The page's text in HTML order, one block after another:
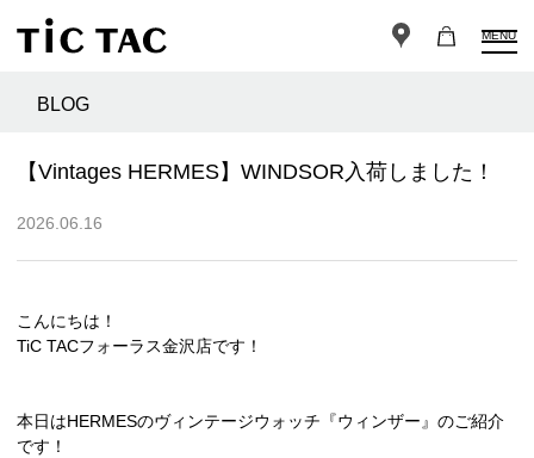
MENU
BLOG
【Vintages HERMES】WINDSOR入荷しました！
2026.06.16
こんにちは！
TiC TACフォーラス金沢店です！
本日はHERMESのヴィンテージウォッチ『ウィンザー』のご紹介
です！